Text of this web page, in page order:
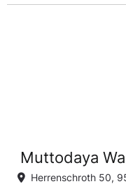
Muttodaya
Herrenschroth 50,